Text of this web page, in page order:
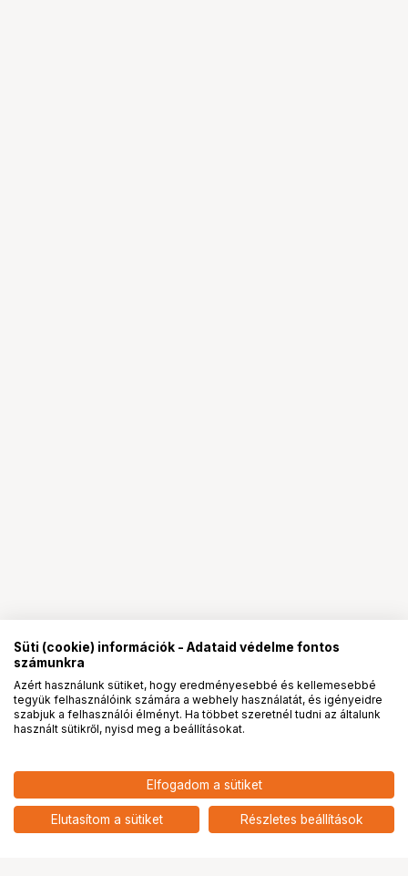
Insta360 Ace Pro 2 lencsevédő
add
PROpartnerségek
Süti (cookie) információk - Adataid védelme fontos
számunkra
Azért használunk sütiket, hogy eredményesebbé és kellemesebbé
tegyük felhasználóink számára a webhely használatát, és igényeidre
szabjuk a felhasználói élményt. Ha többet szeretnél tudni az általunk
használt sütikről, nyisd meg a beállításokat.
Elfogadom a sütiket
Elutasítom a sütiket Részletes beállítások